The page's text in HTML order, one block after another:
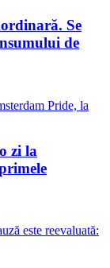
Se
de
zi la